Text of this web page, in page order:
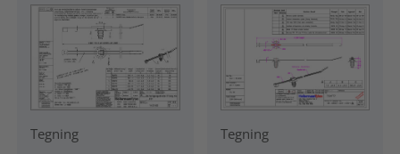
Tegning Tegning